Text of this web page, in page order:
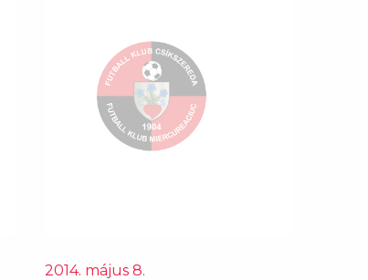
2014. május 8.